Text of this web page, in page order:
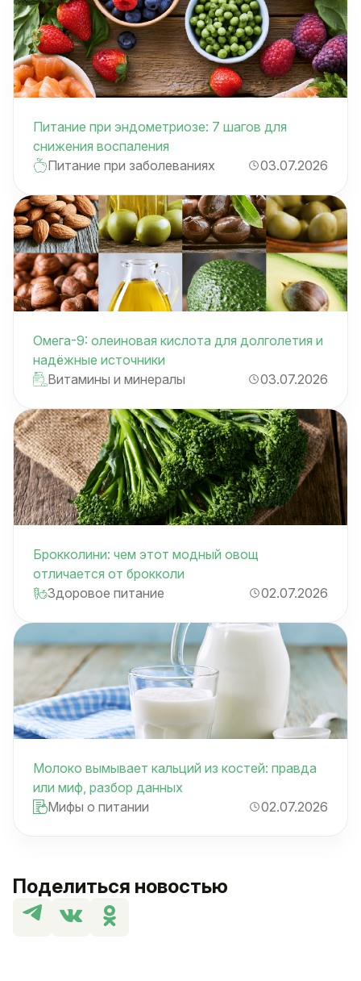
Поделиться новостью
Питание при эндометриозе: 7 шагов для
снижения воспаления
Питание при заболеваниях
03.07.2026
Омега-9: олеиновая кислота для долголетия и
надёжные источники
Витамины и минералы
03.07.2026
Брокколини: чем этот модный овощ
отличается от брокколи
Здоровое питание
02.07.2026
Молоко вымывает кальций из костей: правда
или миф, разбор данных
Мифы о питании
02.07.2026